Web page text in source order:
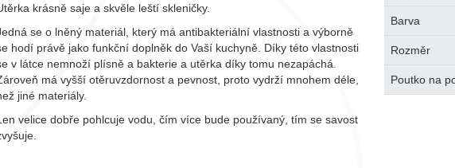
krásně saje a skvěle leští skleničky.
se o lněný materiál, který má antibakteriální vlastnosti a výborně
hodí právě jako funkční doplněk do Vaší kuchyně. Díky této vlastnosti
v látce nemnoží plísně a bakterie a utěrka díky tomu nezapáchá.
má vyšší otěruvzdornost a pevnost, proto vydrží mnohem déle,
jiné materiály.
velice dobře pohlcuje vodu, čím více bude používaný, tím se savost
Barva
Rozměr
Poutko na